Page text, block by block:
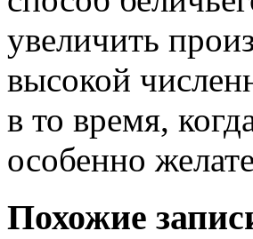
увеличить
высокой
в то время,
особенно
Похожие